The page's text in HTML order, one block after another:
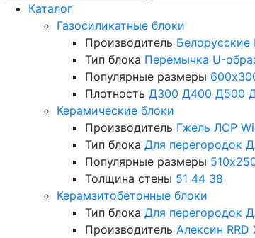
Каталог
Газосиликатные блоки
Производитель Белорусские
Тип блока Перемычка U-
Популярные размеры
Плотность Д300 Д400 Д500
Керамические блоки
Производитель Гжель ЛСР
Тип блока Для перегородок
Популярные размеры
Толщина стены 51 44 38
Керамзитобетонные блоки
Тип блока Для перегородок
Производитель Алексин RRD